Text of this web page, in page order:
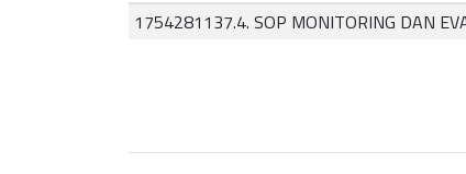
1754281137.4. SOP MONITORING DAN